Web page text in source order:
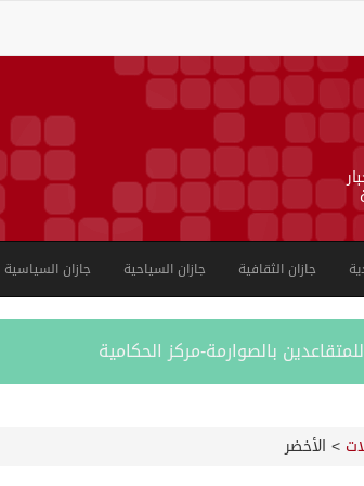
جازان الثقافية جازان السياحية جازان السياسية
بالصوارمة-مركز الحكامية
> الأخضر